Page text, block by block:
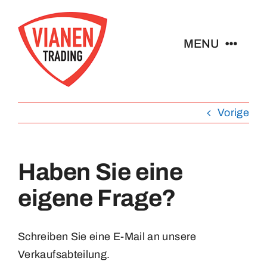
naar
inhoud
MENU
Pins
Abzeichen
Schlüsselanhänger
Vorige
Haben Sie eine
eigene Frage?
Schreiben Sie eine E-Mail an unsere
Verkaufsabteilung.